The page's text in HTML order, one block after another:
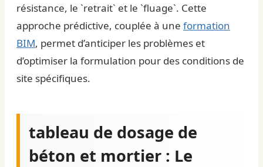
résistance, le `retrait` et le `fluage`. Cette
approche prédictive, couplée à une formation
BIM, permet d’anticiper les problèmes et
d’optimiser la formulation pour des conditions de
site spécifiques.
tableau de dosage de
béton et mortier : Le